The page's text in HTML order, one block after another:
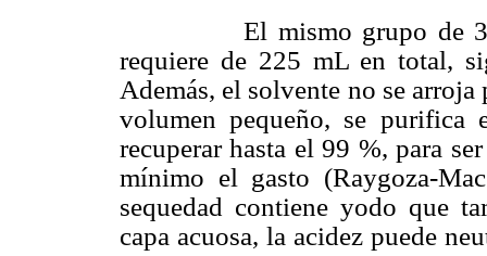
El mismo grupo de 30
requiere de 225 mL en total,
Además, el solvente no se
volumen pequeño, se
recuperar hasta el 99 %, para
mínimo el gasto (Raygoza-
sequedad contiene yodo que
capa acuosa, la acidez puede